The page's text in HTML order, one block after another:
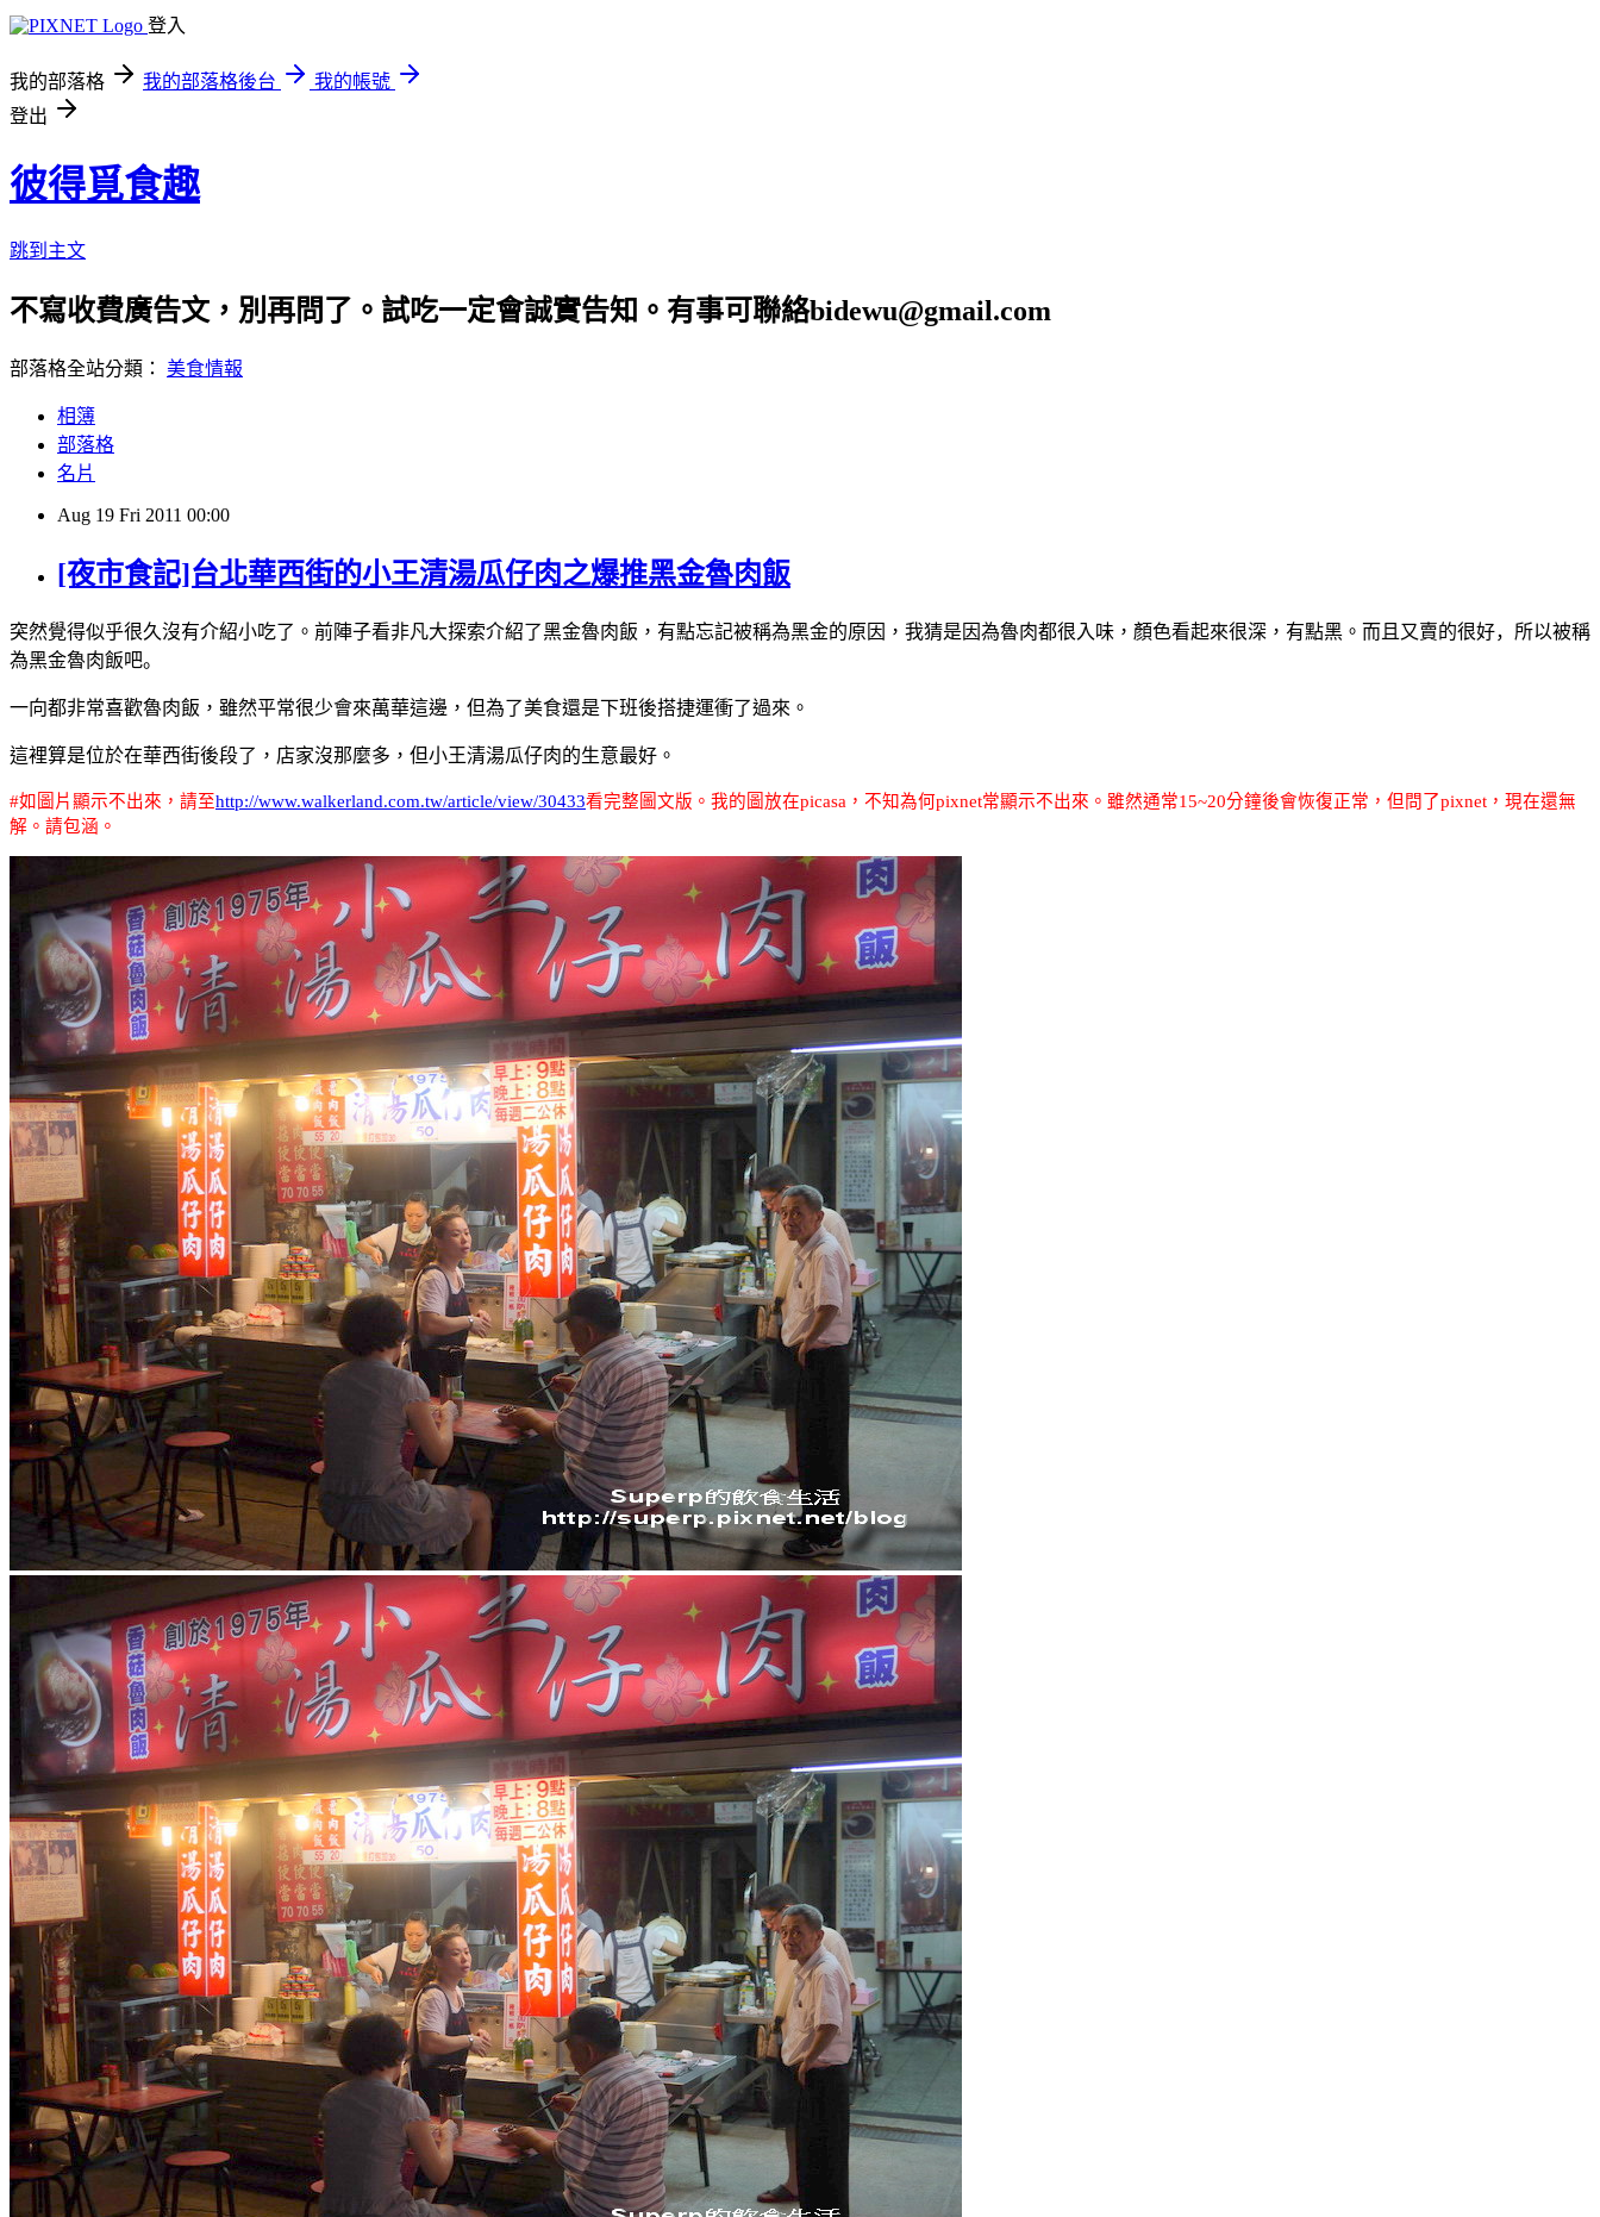
登入
我的部落格 我的部落格後台
我的帳號
登出
彼得覓食趣
跳到主文
不寫收費廣告文，別再問了。試吃一定會誠實告知。有事可聯絡bidewu@gmail.com
部落格全站分類： 美食情報
相簿
部落格
名片
Aug 19 Fri 2011 00:00
[夜市食記]台北華西街的小王清湯瓜仔肉之爆推黑金魯肉飯
突然覺得似乎很久沒有介紹小吃了。前陣子看非凡大探索介紹了黑金魯肉飯，有點忘記被稱為黑金的原因，我猜是因為魯肉都很入味，顏色看起來很深，有點黑。而且 又賣的很好，所以被稱
為黑金魯肉飯吧。
一向都非常喜歡魯肉飯，雖然平常很少會來萬華這邊，但為了美食還是下班後搭捷運衝了過來。
這裡算是位於在華西街後段了，店家沒那麼多，但小王清湯瓜仔肉的生意最好。
#如圖片顯示不出來，請至http://www.walkerland.com.tw/article/view/30433看完整圖文版 。我的圖放在picasa ，不知為何pixnet常顯示不出來。雖然通常15~20分鐘後會恢復正常，但問了pixnet ，現在還無
解。請包涵。